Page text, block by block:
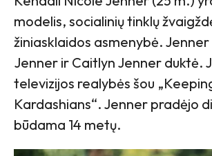
modelis, socialinių tinklų
žiniasklaidos asmenybė.
Jenner ir Caitlyn Jenner duktė.
televizijos realybės šou
Kardashians“. Jenner pradėjo
būdama 14 metų.